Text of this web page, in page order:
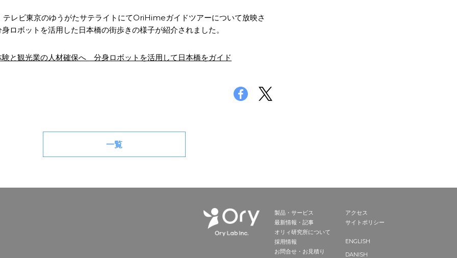
レビ東京のゆうがたサテライトにてOriHimeガイドツアーについて放映さ
ロボットを活用した日本橋の街歩きの様子が紹介されました。
験と観光業の人材確保へ 分身ロボットを活用して日本橋をガイド
一覧
製品・サービス
最新情報・記事
オリィ研究所について
採用情報
お問合せ・お見積り
アクセス
サイトポリシー
ENGLISH
DANISH